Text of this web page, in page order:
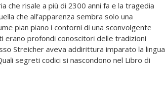
che risale a più di 2300 anni fa e la tragedia
che all’apparenza sembra solo una
pian piano i contorni di una sconvolgente
erano profondi conoscitori delle tradizioni
Streicher aveva addirittura imparato la lingua
segreti codici si nascondono nel Libro di